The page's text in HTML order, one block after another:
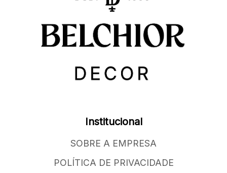
Institucional
SOBRE A EMPRESA
POLÍTICA DE PRIVACIDADE